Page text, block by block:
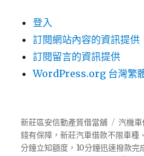
登入
訂閱網站內容的資訊提供
訂閱留言的資訊提供
WordPress.org 台灣繁
新莊區安信動產質借當舖
汽機
錢有保障，新莊汽車借款不限車種
分鐘立知額度，10分鐘迅速撥款完